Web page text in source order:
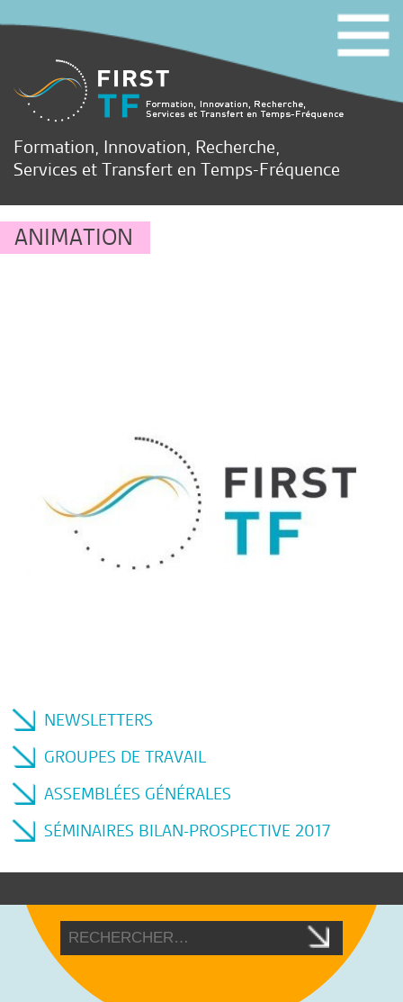
Formation, Innovation, Recherche,
Services et Transfert en Temps-Fréquence
ANIMATION
NEWSLETTERS
GROUPES DE TRAVAIL
ASSEMBLÉES GÉNÉRALES
SÉMINAIRES BILAN-PROSPECTIVE 2017